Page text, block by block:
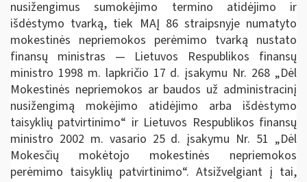
nusižengimus sumokėjimo termino atidėjimo ir
išdėstymo tvarką, tiek MAĮ 86 straipsnyje numatyto
mokestinės nepriemokos perėmimo tvarką nustato
finansų ministras — Lietuvos Respublikos finansų
ministro 1998 m. lapkričio 17 d. įsakymu Nr. 268 „Dėl
Mokestinės nepriemokos ar baudos už administracinį
nusižengimą mokėjimo atidėjimo arba išdėstymo
taisyklių patvirtinimo“ ir Lietuvos Respublikos finansų
ministro 2002 m. vasario 25 d. įsakymu Nr. 51 „Dėl
Mokesčių mokėtojo mokestinės nepriemokos
perėmimo taisyklių patvirtinimo“. Atsižvelgiant į tai,